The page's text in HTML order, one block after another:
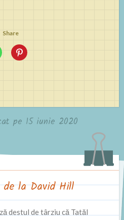
Share
pe 15 iunie 2020
la David Hill
destul de târziu că Tatăl